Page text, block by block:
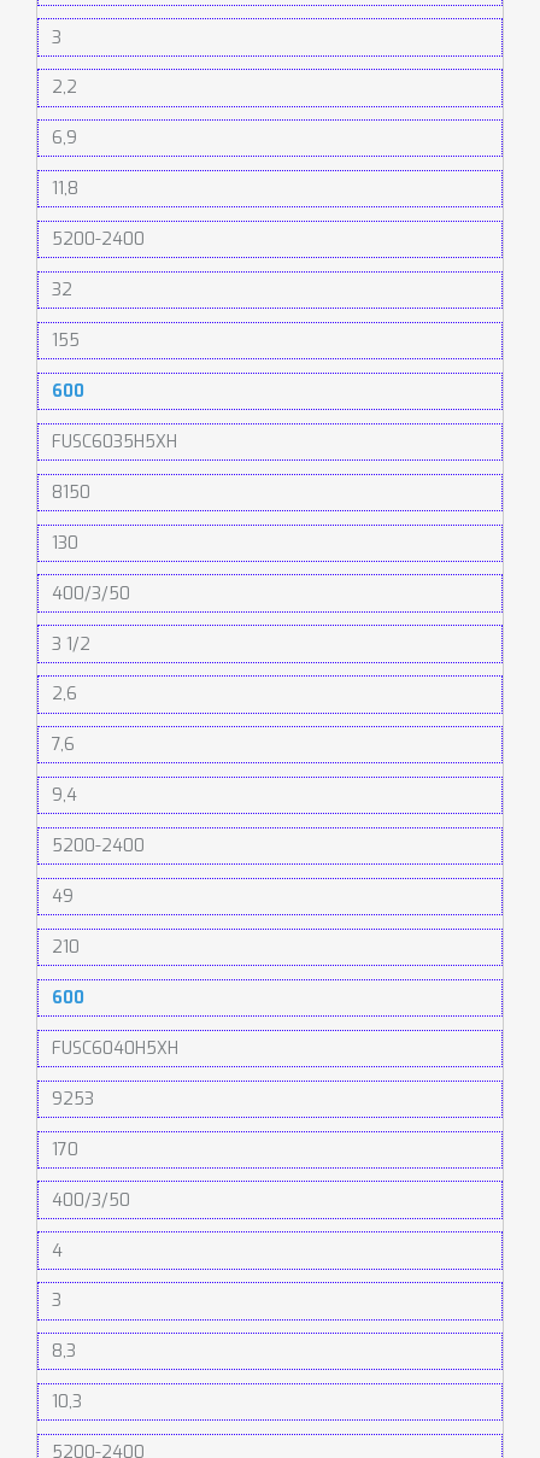
3
2,2
6,9
11,8
5200-2400
32
155
600
FUSC6035H5XH
8150
130
400/3/50
3 1/2
2,6
7,6
9,4
5200-2400
49
210
600
FUSC6040H5XH
9253
170
400/3/50
4
3
8,3
10,3
5200-2400